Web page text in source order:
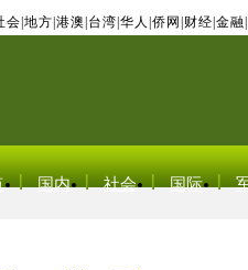
会 地方 港澳 台湾 华人 侨网 财经 金融
国内 社会 国际